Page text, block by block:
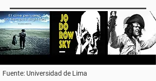
Fuente: Universidad de Lima